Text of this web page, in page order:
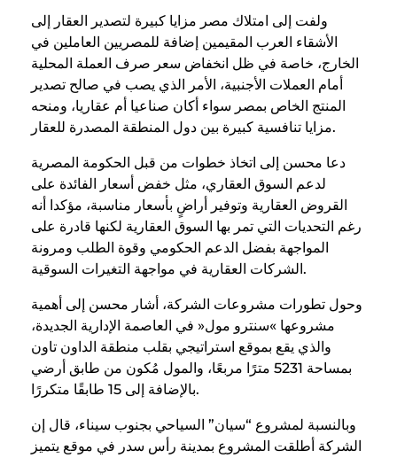
ولفت إلى امتلاك مصر مزايا كبيرة لتصدير العقار إلى
الأشقاء العرب المقيمين إضافة للمصريين العاملين في
الخارج، خاصة في ظل انخفاض سعر صرف العملة المحلية
أمام العملات الأجنبية، الأمر الذي يصب في صالح تصدير
المنتج الخاص بمصر سواء أكان صناعيا أم عقاريا، ومنحه
مزايا تنافسية كبيرة بين دول المنطقة المصدرة للعقار.
دعا محسن إلى اتخاذ خطوات من قبل الحكومة المصرية
لدعم السوق العقاري، مثل خفض أسعار الفائدة على
القروض العقارية وتوفير أراضٍ بأسعار مناسبة، مؤكدا أنه
رغم التحديات التي تمر بها السوق العقارية لكنها قادرة على
المواجهة بفضل الدعم الحكومي وقوة الطلب ومرونة
الشركات العقارية في مواجهة التغيرات السوقية.
وحول تطورات مشروعات الشركة، أشار محسن إلى أهمية
مشروعها »سنترو مول« في العاصمة الإدارية الجديدة،
والذي يقع بموقع استراتيجي بقلب منطقة الداون تاون
بمساحة 5231 مترًا مربعًا، والمول مُكون من طابق أرضي
بالإضافة إلى 15 طابقًا متكررًا.
وبالنسبة لمشروع “سيان” السياحي بجنوب سيناء، قال إن
الشركة أطلقت المشروع بمدينة رأس سدر في موقع يتميز